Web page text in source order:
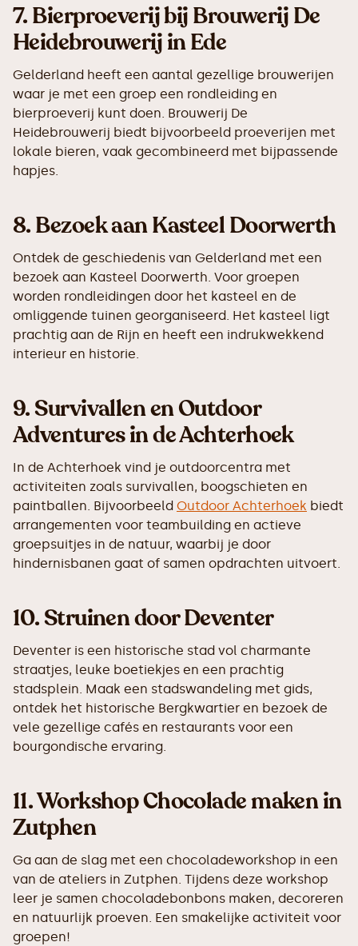
7.Bierproeverij bij Brouwerij De
Heidebrouwerij in Ede
Gelderland heeft een aantal gezellige brouwerijen
waar je met een groep een rondleiding en
bierproeverij kunt doen. Brouwerij De
Heidebrouwerij biedt bijvoorbeeld proeverijen met
lokale bieren, vaak gecombineerd met bijpassende
hapjes.
8.Bezoek aan Kasteel Doorwerth
Ontdek de geschiedenis van Gelderland met een
bezoek aan Kasteel Doorwerth. Voor groepen
worden rondleidingen door het kasteel en de
omliggende tuinen georganiseerd. Het kasteel ligt
prachtig aan de Rijn en heeft een indrukwekkend
interieur en historie.
9.Survivallen en Outdoor
Adventures in de Achterhoek
In de Achterhoek vind je outdoorcentra met
activiteiten zoals survivallen, boogschieten en
paintballen. Bijvoorbeeld Outdoor Achterhoek biedt
arrangementen voor teambuilding en actieve
groepsuitjes in de natuur, waarbij je door
hindernisbanen gaat of samen opdrachten uitvoert.
10.Struinen door Deventer
Deventer is een historische stad vol charmante
straatjes, leuke boetiekjes en een prachtig
stadsplein. Maak een stadswandeling met gids,
ontdek het historische Bergkwartier en bezoek de
vele gezellige cafés en restaurants voor een
bourgondische ervaring.
11.Workshop Chocolade maken in
Zutphen
Ga aan de slag met een chocoladeworkshop in een
van de ateliers in Zutphen. Tijdens deze workshop
leer je samen chocoladebonbons maken, decoreren
en natuurlijk proeven. Een smakelijke activiteit voor
groepen!